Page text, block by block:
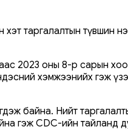
таргалалтын түвшин
2023 оны 8-р сарын
хэмжээнийх гэж
байна. Нийт
гэж CDC-ийн тайланд